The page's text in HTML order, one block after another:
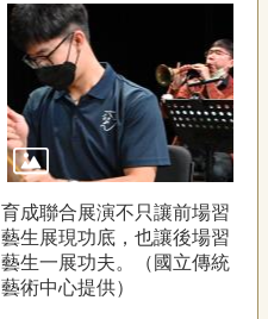
育成聯合展演不只讓前場習
藝生展現功底，也讓後場習
藝生一展功夫。（國立傳統
藝術中心提供）